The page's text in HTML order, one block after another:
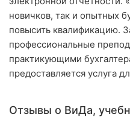
Запорожье
Днепр
Львов
Рог
новичков, так и опытных
повысить квалификацию.
профессиональные
практикующими
предоставляется услуга
Отзывы о ВиДа,